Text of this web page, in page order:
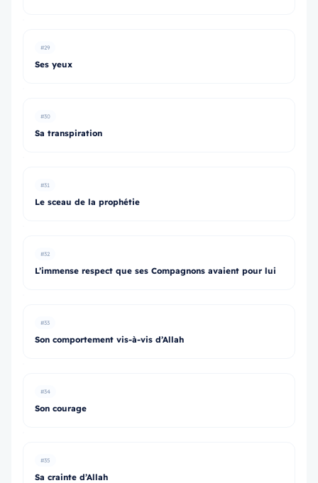
#29
Ses yeux
#30
Sa transpiration
#31
Le sceau de la prophétie
#32
L’immense respect que ses Compagnons avaient pour lui
#33
Son comportement vis-à-vis d’Allah
#34
Son courage
#35
Sa crainte d’Allah